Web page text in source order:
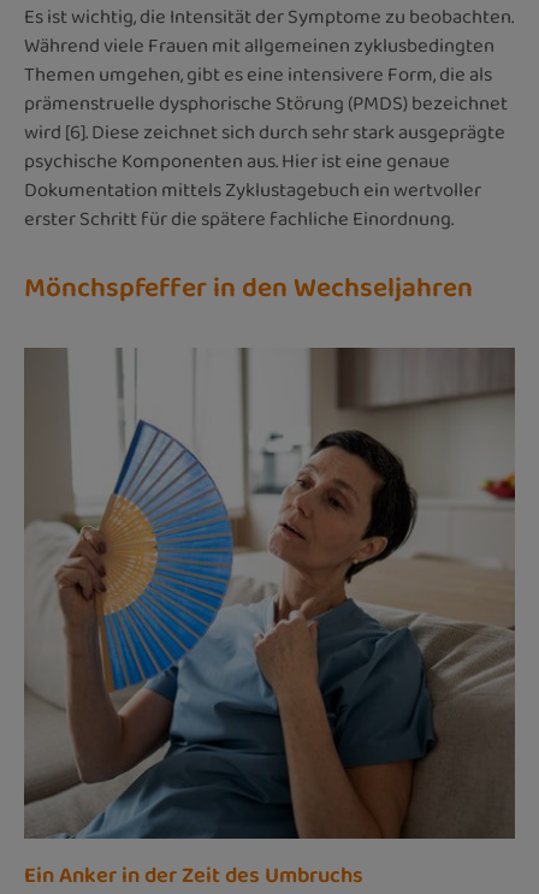
Es ist wichtig, die Intensität der Symptome zu beobachten.
Während viele Frauen mit allgemeinen zyklusbedingten
Themen umgehen, gibt es eine intensivere Form, die als
prämenstruelle dysphorische Störung (PMDS) bezeichnet
wird [6]. Diese zeichnet sich durch sehr stark ausgeprägte
psychische Komponenten aus. Hier ist eine genaue
Dokumentation mittels Zyklustagebuch ein wertvoller
erster Schritt für die spätere fachliche Einordnung.
Mönchspfeffer in den Wechseljahren
Ein Anker in der Zeit des Umbruchs